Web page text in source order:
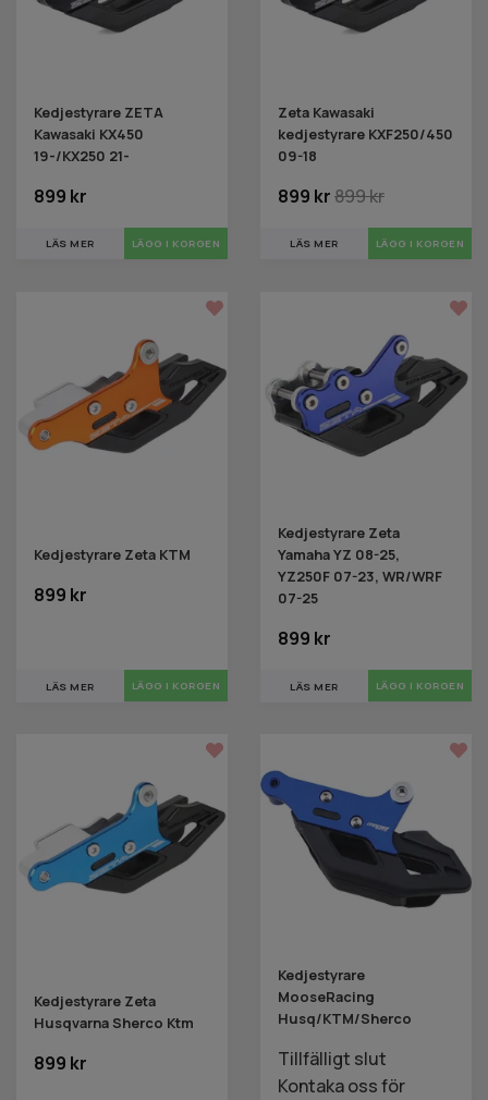
Kedjestyrare ZETA
Kawasaki KX450
19-/KX250 21-
899 kr
LÄS MER
Zeta Kawasaki
kedjestyrare KXF250/450
09-18
899 kr899 kr
LÄS MER
Kedjestyrare Zeta KTM
899 kr
LÄS MER
Kedjestyrare Zeta
Yamaha YZ 08-25,
YZ250F 07-23, WR/WRF
07-25
899 kr
LÄS MER
Kedjestyrare Zeta
Husqvarna Sherco Ktm
899 kr
Kedjestyrare
MooseRacing
Husq/KTM/Sherco
Tillfälligt slut
Kontaka oss för